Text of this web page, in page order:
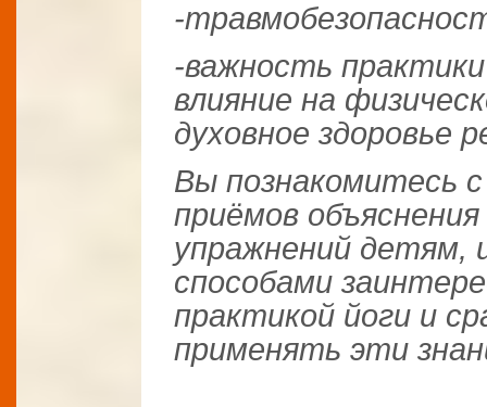
-
-важность
влияние на
духовное здоровье
Вы познакомитесь
приёмов
упражнений детям,
способами
практикой йоги и
применять эти